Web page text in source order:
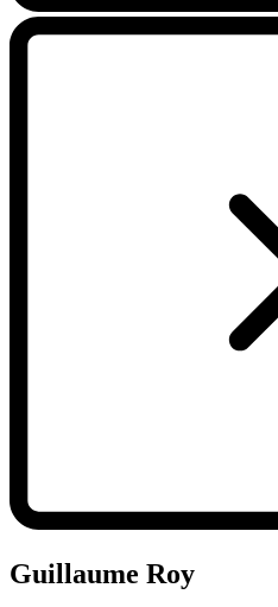
Guillaume Roy